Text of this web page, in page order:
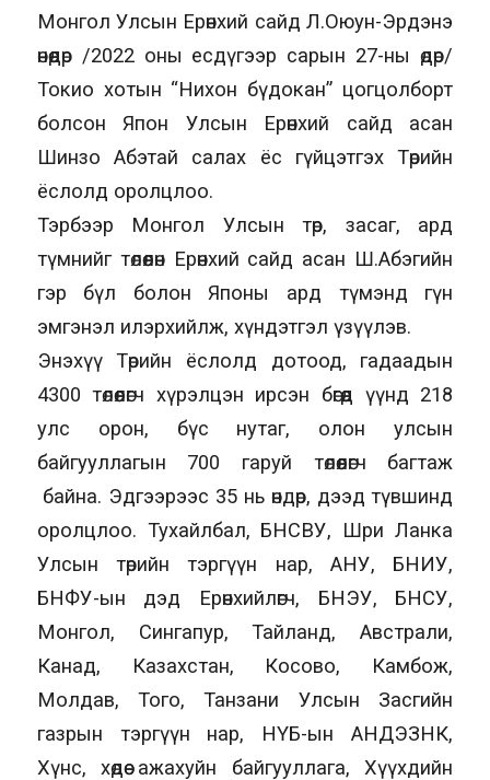
Монгол Улсын Ерөнхий сайд Л.Оюун-Эрдэнэ
өнөөдөр /2022 оны есдүгээр сарын 27-ны өдөр/
Токио хотын “Нихон бүдокан” цогцолборт
болсон Япон Улсын Ерөнхий сайд асан
Шинзо Абэтай салах ёс гүйцэтгэх Төрийн
ёслолд оролцлоо.
Тэрбээр Монгол Улсын төр, засаг, ард
түмнийг төлөөлөн Ерөнхий сайд асан Ш.Абэгийн
гэр бүл болон Японы ард түмэнд гүн
эмгэнэл илэрхийлж, хүндэтгэл үзүүлэв.
Энэхүү Төрийн ёслолд дотоод, гадаадын
4300 төлөөлөгч хүрэлцэн ирсэн бөгөөд үүнд 218
улс орон, бүс нутаг, олон улсын
байгууллагын 700 гаруй төлөөлөгч багтаж
байна. Эдгээрээс 35 нь өндөр, дээд түвшинд
оролцлоо. Тухайлбал, БНСВУ, Шри Ланка
Улсын төрийн тэргүүн нар, АНУ, БНИУ,
БНФУ-ын дэд Ерөнхийлөгч, БНЭУ, БНСУ,
Монгол, Сингапур, Тайланд, Австрали,
Канад, Казахстан, Косово, Камбож,
Молдав, Того, Танзани Улсын Засгийн
газрын тэргүүн нар, НҮБ-ын АНДЭЗНК,
Хүнс, хөдөө ажахуйн байгууллага, Хүүхдийн